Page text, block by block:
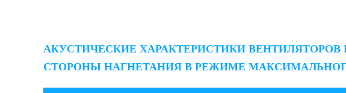
АКУСТИЧЕСКИЕ ХАРАКТЕРИСТИКИ
СТОРОНЫ НАГНЕТАНИЯ В РЕЖИМЕ